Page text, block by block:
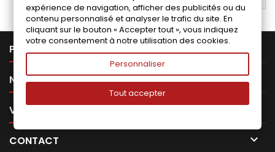
PRODUITS
NOTRE SOCIÉTÉ 
VOTRE COMPTE 
CONTACT 
expérience de navigation, afficher des publicités ou du
contenu personnalisé et analyser le trafic du site. En
cliquant sur le bouton « Accepter tout », vous indiquez
votre consentement à notre utilisation des cookies.
Personnaliser
Tout accepter